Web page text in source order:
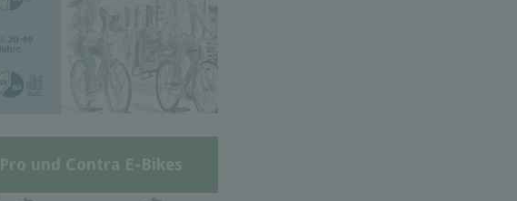
Pro und Contra E-Bikes